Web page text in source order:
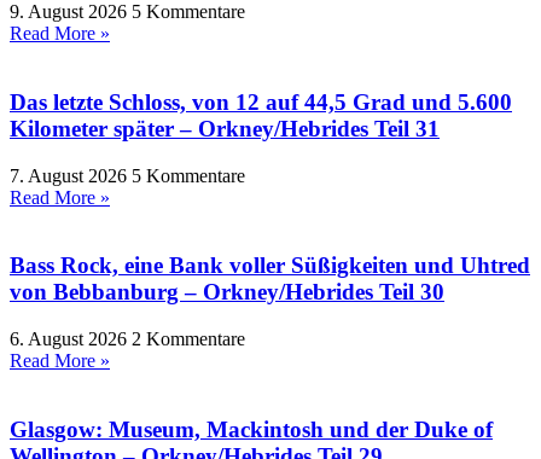
9. August 2026 5 Kommentare
Read More »
Das letzte Schloss, von 12 auf 44,5 Grad und 5.600
Kilometer später – Orkney/Hebrides Teil 31
7. August 2026 5 Kommentare
Read More »
Bass Rock, eine Bank voller Süßigkeiten und Uhtred
von Bebbanburg – Orkney/Hebrides Teil 30
6. August 2026 2 Kommentare
Read More »
Glasgow: Museum, Mackintosh und der Duke of